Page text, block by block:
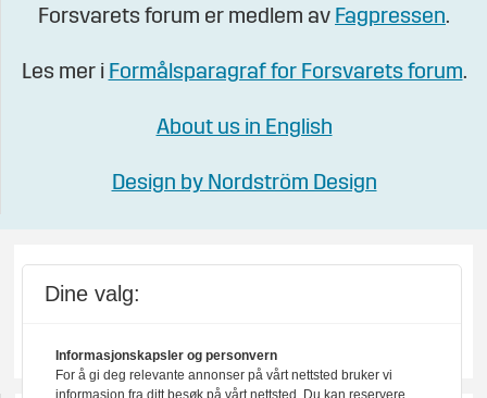
Forsvarets forum er medlem av Fagpressen.
Les mer i Formålsparagraf for Forsvarets forum.
About us in English
Design by Nordström Design
Dine valg:
Informasjonskapsler og personvern
For å gi deg relevante annonser på vårt nettsted bruker vi
informasjon fra ditt besøk på vårt nettsted. Du kan reservere